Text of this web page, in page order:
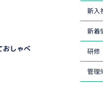
おしゃべ
新入
新着
研修
管理